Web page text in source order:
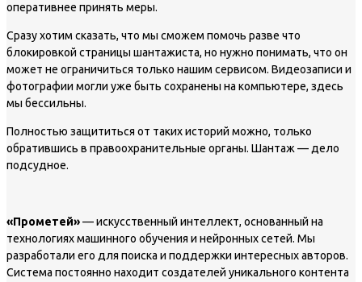
оперативнее принять меры.
Сразу хотим сказать, что мы cможем помочь разве что
блокировкой страницы шантажиста, но нужно понимать, что он
может не ограничиться только нашим сервисом. Видеозаписи и
фотографии могли уже быть сохранены на компьютере, здесь
мы бессильны.
Полностью защититься от таких историй можно, только
обратившись в правоохранительные органы. Шантаж — дело
подсудное.
«Прометей»— искусственный интеллект, основанный на
технологиях машинного обучения и нейронных сетей. Мы
разработали его для поиска и поддержки интересных авторов.
Система постоянно находит создателей уникального контента